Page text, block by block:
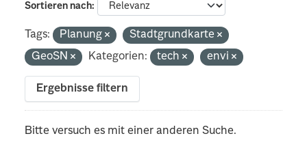
Sortieren nach
Tags: Planung
Stadtgrundkarte
GeoSN
Kategorien: tech envi
Ergebnisse filtern
Bitte versuch es mit einer anderen Suche.